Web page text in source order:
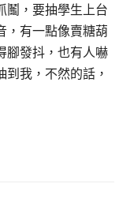
鬮，要抽學生上台
，有一點像賣糖葫
腳發抖，也有人嚇
我，不然的話，